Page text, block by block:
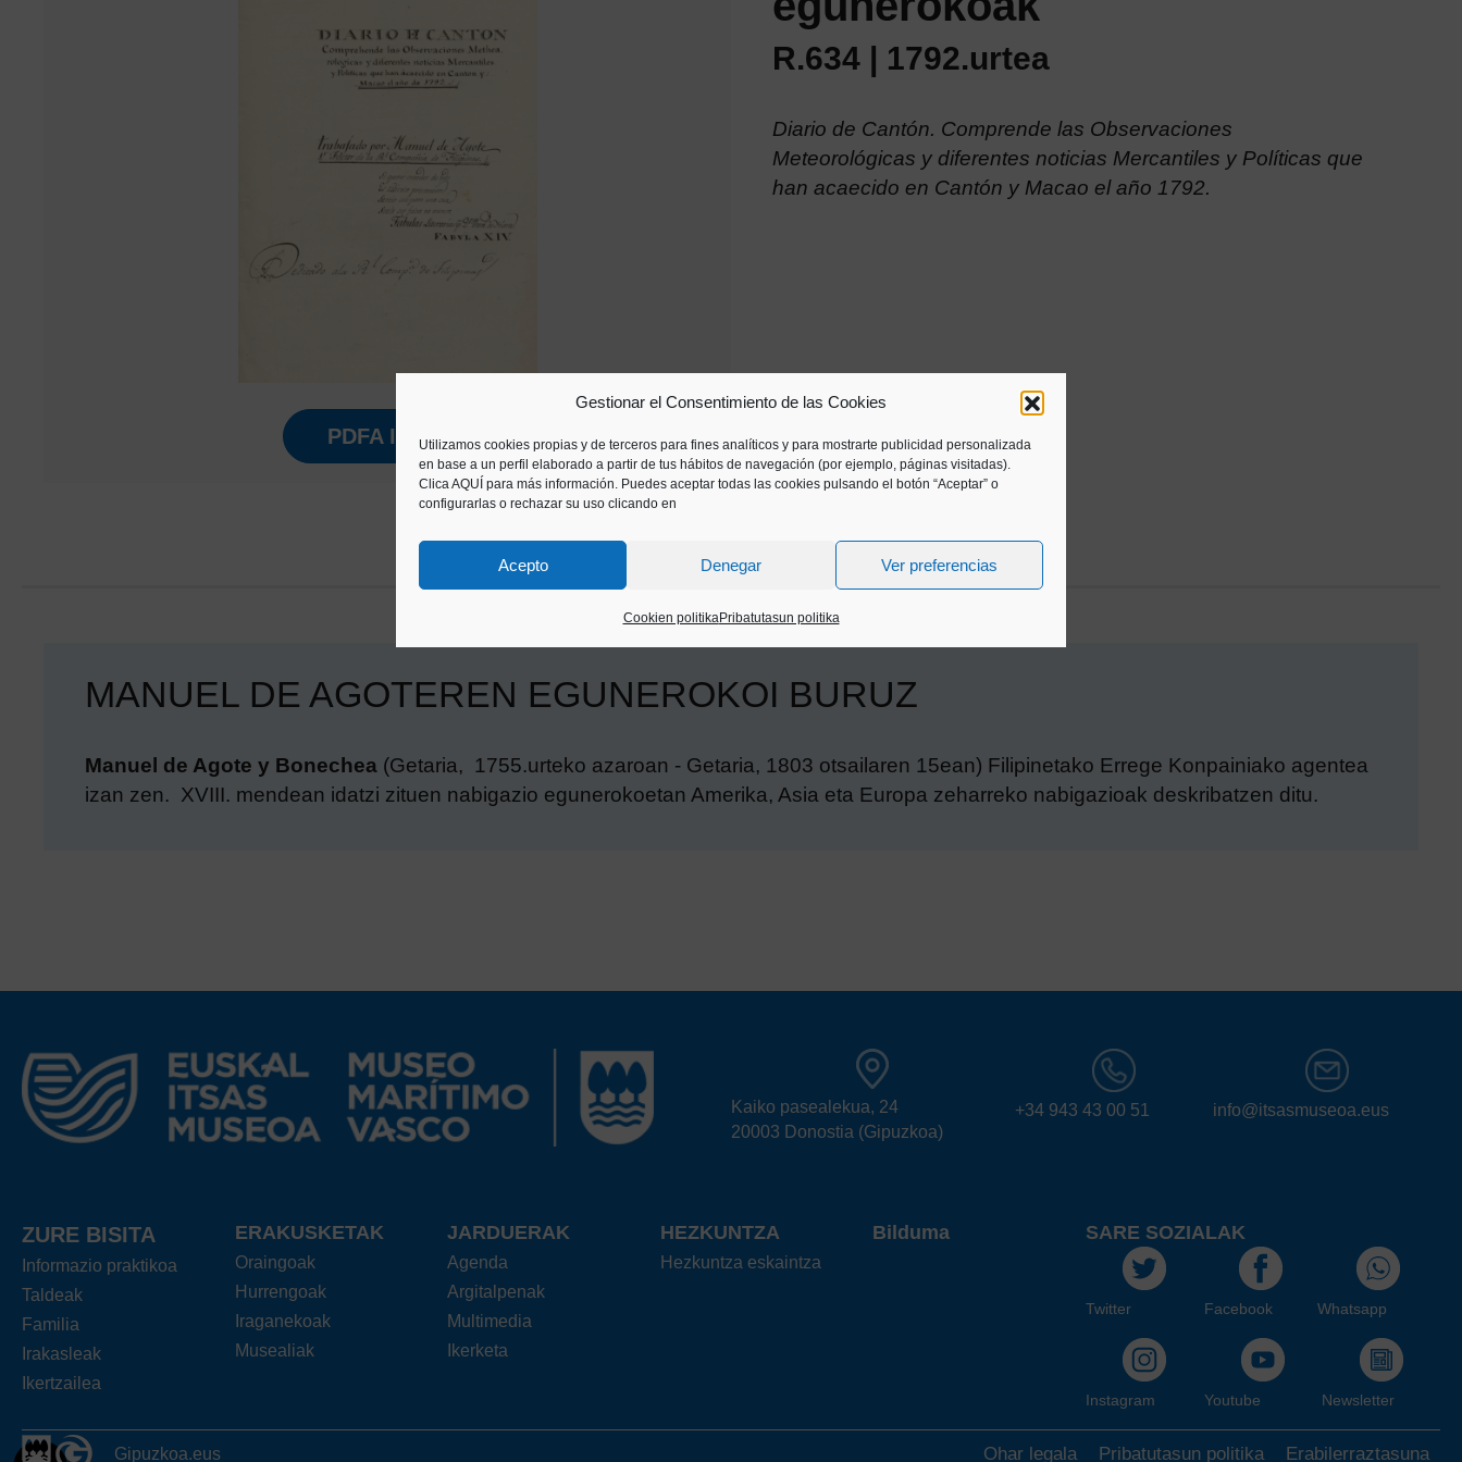
Gestionar el Consentimiento de las Cookies
Utilizamos cookies propias y de terceros para fines analíticos y para mostrarte publicidad personalizada
en base a un perfil elaborado a partir de tus hábitos de navegación (por ejemplo, páginas visitadas).
Clica AQUÍ para más información. Puedes aceptar todas las cookies pulsando el botón “Aceptar” o
configurarlas o rechazar su uso clicando en
Acepto Denegar Ver preferencias
Cookien politikaPribatutasun politika
PDFA IKUSI
R.634 | 1792.urtea
Diario de Cantón. Comprende las Observaciones
Meteorológicas y diferentes noticias Mercantiles y Políticas que
han acaecido en Cantón y Macao el año 1792.
MANUEL DE AGOTEREN EGUNEROKOI BURUZ
Manuel de Agote y Bonechea (Getaria, 1755.urteko azaroan - Getaria, 1803 otsailaren 15ean) Filipinetako Errege Konpainiako agentea
izan zen. XVIII. mendean idatzi zituen nabigazio egunerokoetan Amerika, Asia eta Europa zeharreko nabigazioak deskribatzen ditu.
Kaiko pasealekua, 24
20003 Donostia (Gipuzkoa)
+34 943 43 00 51 info@itsasmuseoa.eus
ZURE BISITA
Informazio praktikoa
Taldeak
Familia
Irakasleak
Ikertzailea
ERAKUSKETAK
Oraingoak
Hurrengoak
Iraganekoak
Musealiak
JARDUERAK
Agenda
Argitalpenak
Multimedia
Ikerketa
HEZKUNTZA
Hezkuntza eskaintza
Bilduma SARE SOZIALAK
Twitter Facebook Whatsapp
Instagram Youtube Newsletter
Gipuzkoa.eus Ohar legala Pribatutasun politika Erabilerraztasuna